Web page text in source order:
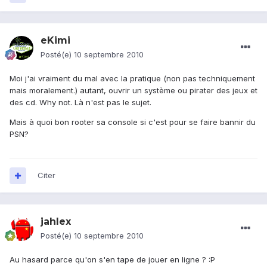
eKimi
Posté(e) 10 septembre 2010
Moi j'ai vraiment du mal avec la pratique (non pas techniquement
mais moralement.) autant, ouvrir un système ou pirater des jeux et
des cd. Why not. Là n'est pas le sujet.
Mais à quoi bon rooter sa console si c'est pour se faire bannir du
PSN?
Citer
jahlex
Posté(e) 10 septembre 2010
Au hasard parce qu'on s'en tape de jouer en ligne ? :P